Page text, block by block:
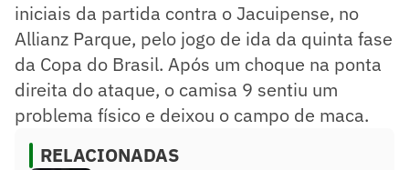
iniciais da partida contra o Jacuipense, no
Allianz Parque, pelo jogo de ida da quinta fase
da Copa do Brasil. Após um choque na ponta
direita do ataque, o camisa 9 sentiu um
problema físico e deixou o campo de maca.
RELACIONADAS